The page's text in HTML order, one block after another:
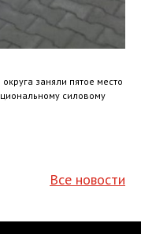
заняли пятое место
силовому
Все новости